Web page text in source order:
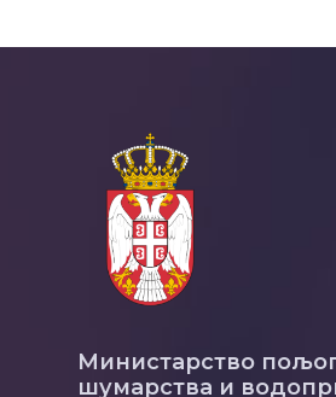
Министарство
шумарства и